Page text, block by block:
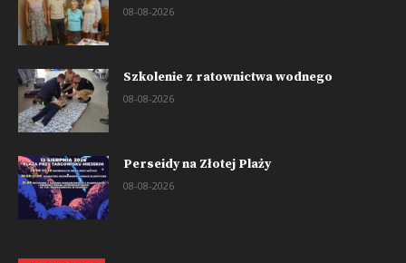
08-08-2026
Szkolenie z ratownictwa wodnego
08-08-2026
Perseidy na Złotej Plaży
08-08-2026